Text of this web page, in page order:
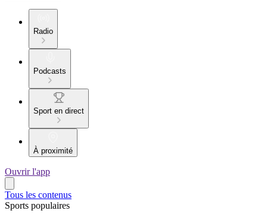
Radio
Podcasts
Sport en direct
À proximité
Ouvrir l'app
Tous les contenus
Sports populaires